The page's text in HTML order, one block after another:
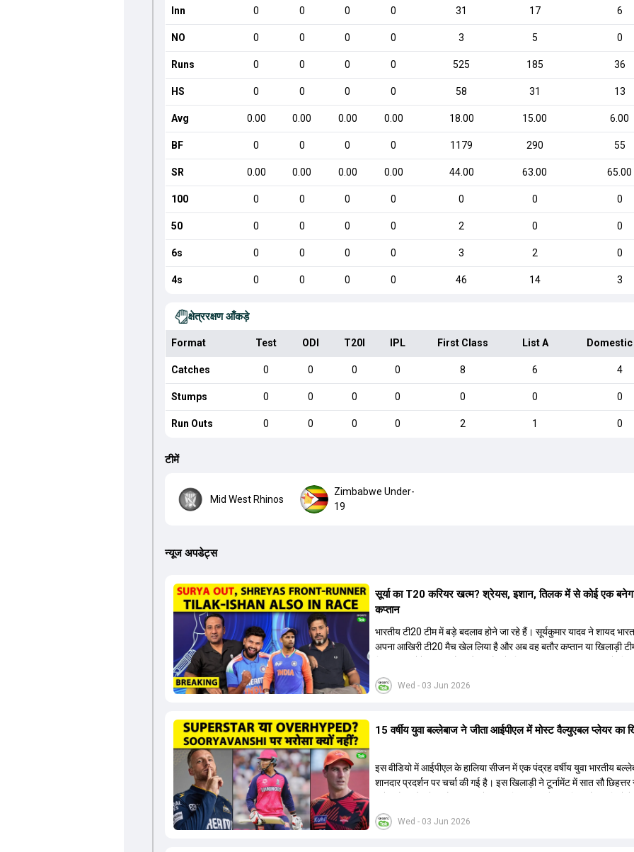
Inn 0 0 0 0 31 17 6
NO 0 0 0 0 3 5 0
Runs 0 0 0 0 525 185 36
HS 0 0 0 0 58 31 13
Avg 0.00 0.00 0.00 0.00 18.00 15.00 6.00
BF 0 0 0 0 1179 290 55
SR 0.00 0.00 0.00 0.00 44.00 63.00 65.00
100 0 0 0 0 0 0 0
50 0 0 0 0 2 0 0
6s 0 0 0 0 3 2 0
4s 0 0 0 0 46 14 3
क्षेत्ररक्षण आँकड़े
Format Test ODI T20I IPL First Class List A
Catches 0 0 0 0 8 6 4
Stumps 0 0 0 0 0 0 0
Run Outs 0 0 0 0 2 1 0
टीमें
Mid West Rhinos
Zimbabwe Under-
19
न्यूज अपडेट्स
Wed - 03 Jun 2026
सूर्या का T20 करियर खत्म? श्रेयस, इशान, तिलक में से कोई एक
कप्तान
भारतीय टी20 टीम में बड़े बदलाव होने जा रहे हैं। सूर्यकुमार यादव ने शायद
अपना आखिरी टी20 मैच खेल लिया है और अब वह बतौर कप्तान या खिलाड़ी
की तलाश जारी है। इस रेस में श्रेयस अय्यर सबसे आगे चल रहे हैं। उनके
किशन और तिलक वर्मा भी कप्तानी के दावेदार हैं। अक्षर पटेल इस रेस में काफी
और संजू सैमसन पहली पसंद होंगे। इसके अलावा नीतीश रेड्डी को बतौर
आगामी टी20 वर्ल्ड कप और 2028 ओलंपिक के लिए लंबी अवधि का विजन
हैं।
Wed - 03 Jun 2026
15 वर्षीय युवा बल्लेबाज ने जीता आईपीएल में मोस्ट वैल्युएबल प्लेयर का
इस वीडियो में आईपीएल के हालिया सीजन में एक पंद्रह वर्षीय युवा भारतीय
शानदार प्रदर्शन पर चर्चा की गई है। इस खिलाड़ी ने टूर्नामेंट में सात सौ
गया है कि ऑस्ट्रेलियाई टीम के वर्तमान कप्तान और इंग्लैंड टीम के पूर्व कप्तान
खिलाड़ी के खेल की सराहना की है। ऑस्ट्रेलियाई कप्तान के अनुसार, शुरुआत